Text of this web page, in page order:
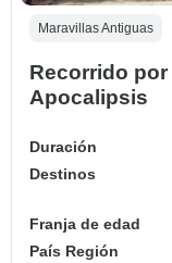
Maravillas Antiguas
Recorrido por
Apocalipsis
Duración
Destinos
Franja de edad
País Región